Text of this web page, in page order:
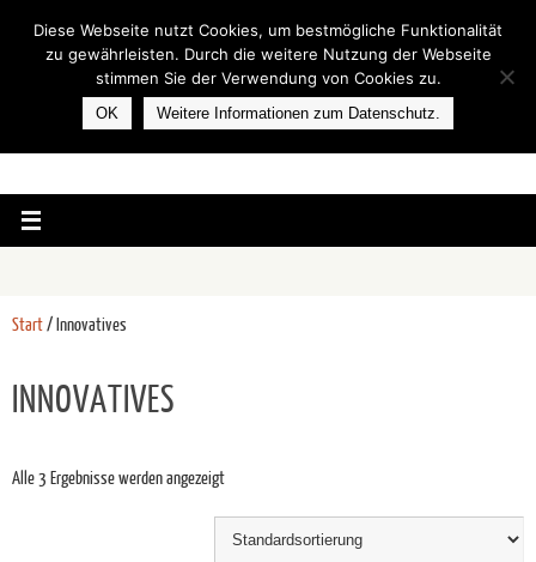
Start/ Innovatives
INNOVATIVES
Alle 3 Ergebnisse werden angezeigt
Diese Webseite nutzt Cookies, um bestmögliche Funktionalität
zu gewährleisten. Durch die weitere Nutzung der Webseite
stimmen Sie der Verwendung von Cookies zu.
OK Weitere Informationen zum Datenschutz.